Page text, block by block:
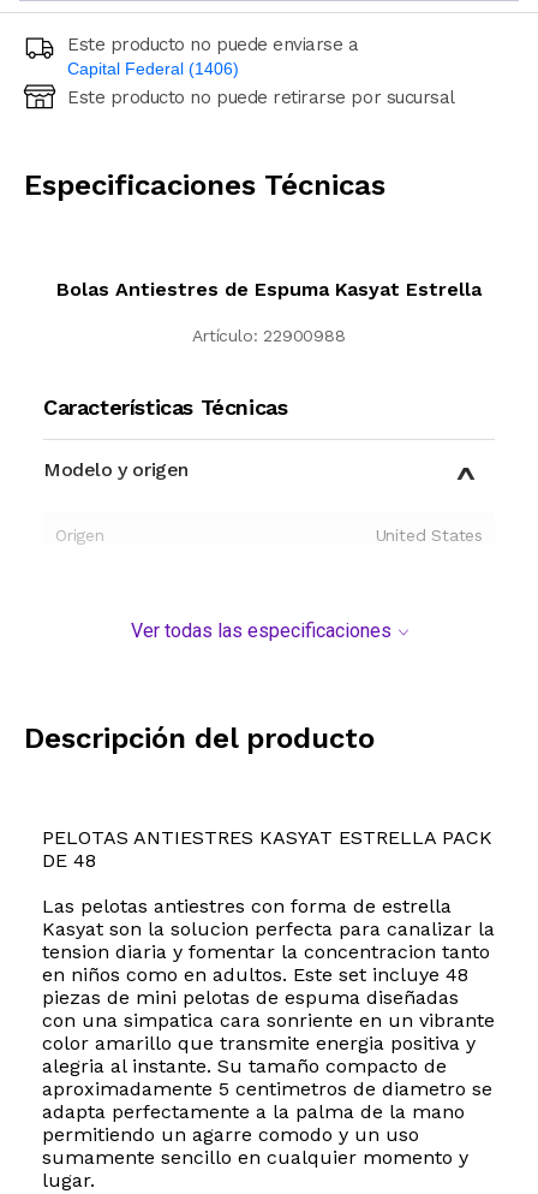
Este producto no puede enviarse a
Capital Federal (1406)
Ingresá código postal (sólo números)
Este producto no puede retirarse por sucursal
Especificaciones Técnicas
Bolas Antiestres de Espuma Kasyat Estrella
Artículo: 22900988
Características Técnicas
Modelo y origen
Origen United States
Ver todas las especificaciones
Descripción del producto
PELOTAS ANTIESTRES KASYAT ESTRELLA PACK
DE 48
Las pelotas antiestres con forma de estrella
Kasyat son la solucion perfecta para canalizar la
tension diaria y fomentar la concentracion tanto
en niños como en adultos. Este set incluye 48
piezas de mini pelotas de espuma diseñadas
con una simpatica cara sonriente en un vibrante
color amarillo que transmite energia positiva y
alegria al instante. Su tamaño compacto de
aproximadamente 5 centimetros de diametro se
adapta perfectamente a la palma de la mano
permitiendo un agarre comodo y un uso
sumamente sencillo en cualquier momento y
lugar.